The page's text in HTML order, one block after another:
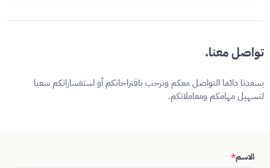
تواصل معنا.
يسعدنا دائما التواصل معكم ونرحب باقتراحاتكم أو استفساراتكم سعيا
لتسهيل مهامكم ومعاملاتكم.
الاسم*